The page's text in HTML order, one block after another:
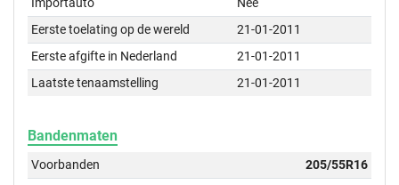
Importauto
Nee
Eerste toelating op de wereld
21-01-2011
Eerste afgifte in Nederland
21-01-2011
Laatste tenaamstelling
21-01-2011
Bandenmaten
Voorbanden 205/55R16